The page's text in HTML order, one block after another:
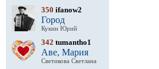
350 ifanow2
Город
Кукин Юрий
342 tumantho1
Аве, Мария
Светикова Светлана